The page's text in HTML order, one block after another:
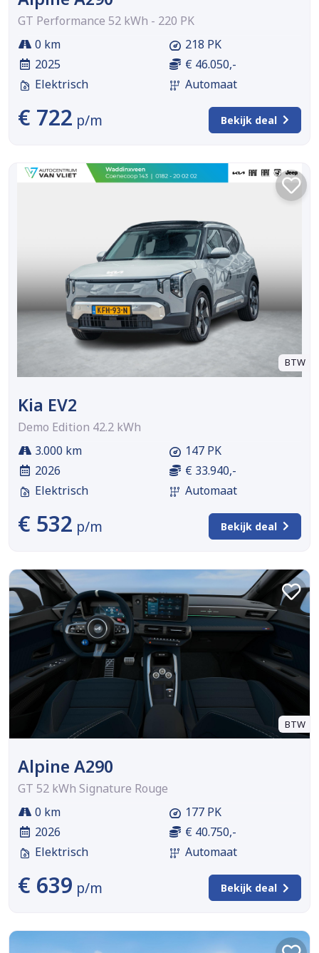
GT Performance 52 kWh - 220 PK
0 km
2025
Elektrisch
218 PK
€ 46.050,-
Automaat
€ 722 p/m Bekijk deal
BTW
Kia EV2
Demo Edition 42.2 kWh
3.000 km
2026
Elektrisch
147 PK
€ 33.940,-
Automaat
€ 532 p/m Bekijk deal
BTW
Alpine A290
GT 52 kWh Signature Rouge
0 km
2026
Elektrisch
177 PK
€ 40.750,-
Automaat
€ 639 p/m Bekijk deal